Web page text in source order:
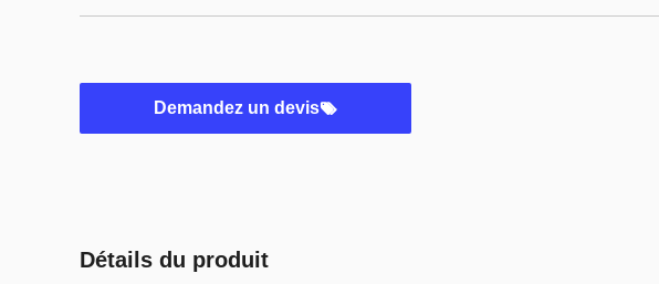
Demandez un devis
Détails du produit